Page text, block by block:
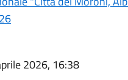
2026, 16:38